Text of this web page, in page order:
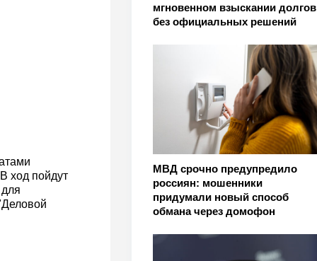
мгновенном взыскании долгов
без официальных решений
МВД срочно предупредило
россиян: мошенники
придумали новый способ
обмана через домофон
ход пойдут